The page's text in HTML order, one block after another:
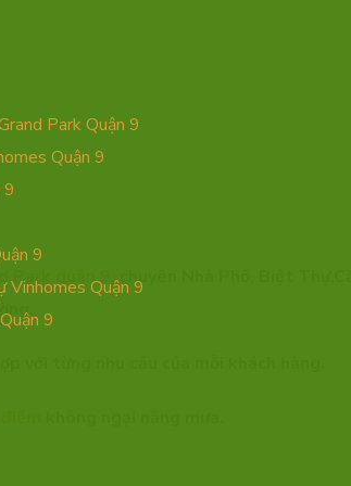
Park Quận 9
Quận 9
9
9
Vinhomes Quận 9
9
Park quận 9 , chuyên Nhà Phố, Biệt
với từng nhu cầu của mỗi khách hàng.